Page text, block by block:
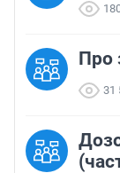
Про
31